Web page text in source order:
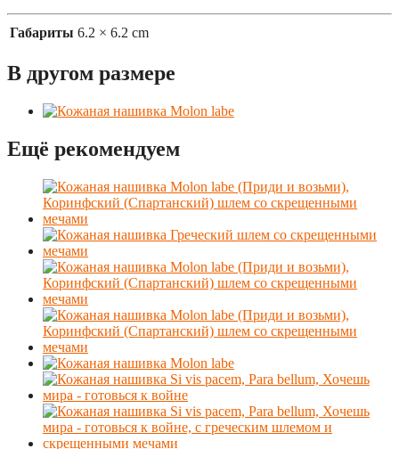
Габариты 6.2 × 6.2 cm
В другом размере
Ещё рекомендуем